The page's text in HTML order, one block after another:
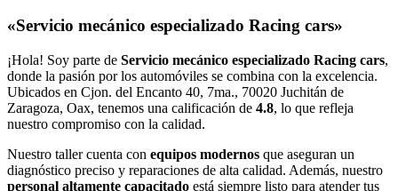
«Servicio mecánico especializado Racing cars»
¡Hola! Soy parte de Servicio mecánico especializado Racing cars,
donde la pasión por los automóviles se combina con la excelencia.
Ubicados en Cjon. del Encanto 40, 7ma., 70020 Juchitán de
Zaragoza, Oax, tenemos una calificación de 4.8, lo que refleja
nuestro compromiso con la calidad.
Nuestro taller cuenta con equipos modernos que aseguran un
diagnóstico preciso y reparaciones de alta calidad. Además, nuestro
personal altamente capacitado está siempre listo para atender tus